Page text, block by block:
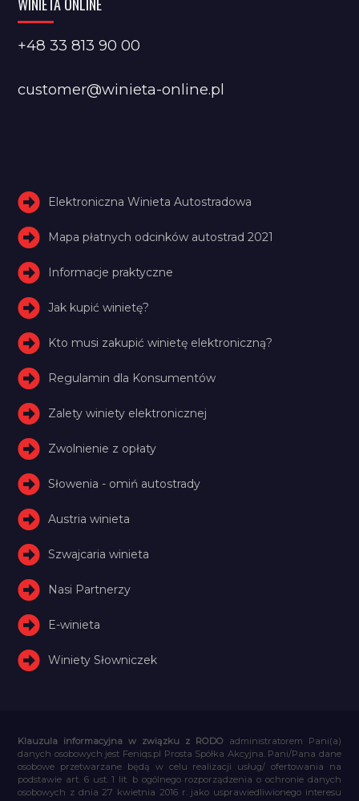
+48 33 813 90 00
customer@winieta-online.pl
Elektroniczna Winieta Autostradowa
Mapa płatnych odcinków autostrad 2021
Informacje praktyczne
Jak kupić winietę?
Kto musi zakupić winietę elektroniczną?
Regulamin dla Konsumentów
Zalety winiety elektronicznej
Zwolnienie z opłaty
Słowenia - omiń autostrady
Austria winieta
Szwajcaria winieta
Nasi Partnerzy
E-winieta
Winiety Słowniczek
Klauzula informacyjna w związku z RODO administratorem Pani(a)
danych osobowych jest Feniqs.pl Prosta Spółka Akcyjna. Pani/Pana dane
osobowe przetwarzane będą w celu realizacji usług/ ofertowania na
podstawie art. 6 ust. 1 lit. b ogólnego rozporządzenia o ochronie danych
osobowych z dnia 27 kwietnia 2016 r. jako usprawiedliwionego interesu